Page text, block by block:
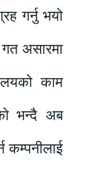
गर्नु भयो
गत असारमा
काम
भन्दै अब
कम्पनीलाई